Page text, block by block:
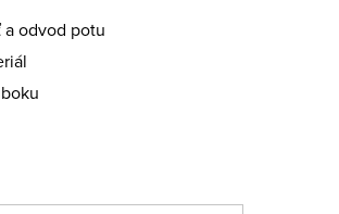
odvod potu